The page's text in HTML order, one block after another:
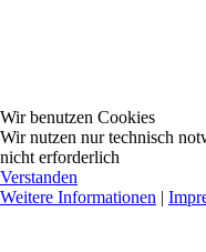
Wir benutzen Cookies
Wir nutzen nur technisch
nicht erforderlich
Verstanden
Weitere Informationen |